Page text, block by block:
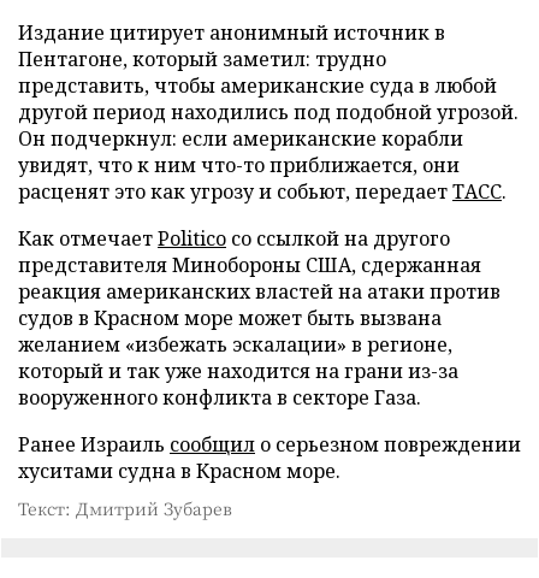
Издание цитирует анонимный источник в
Пентагоне, который заметил: трудно
представить, чтобы американские суда в любой
другой период находились под подобной угрозой.
Он подчеркнул: если американские корабли
увидят, что к ним что-то приближается, они
расценят это как угрозу и собьют, передаетТАСС.
Как отмечаетPolitico со ссылкой на другого
представителя Минобороны США, сдержанная
реакция американских властей на атаки против
судов в Красном море может быть вызвана
желанием «избежать эскалации» в регионе,
который и так уже находится на грани из-за
вооруженного конфликта в секторе Газа.
Ранее Израиль сообщил о серьезном повреждении
хуситами судна в Красном море.
Текст: Дмитрий Зубарев